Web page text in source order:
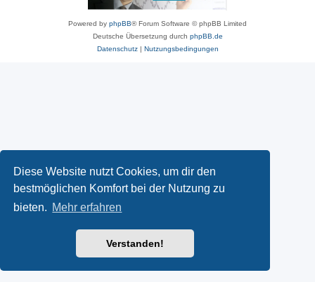
Diese Website nutzt Cookies, um dir den
bestmöglichen Komfort bei der Nutzung zu
bieten. Mehr erfahren
Verstanden!
Powered by phpBB® Forum Software © phpBB Limited
Deutsche Übersetzung durch phpBB.de
Datenschutz| Nutzungsbedingungen